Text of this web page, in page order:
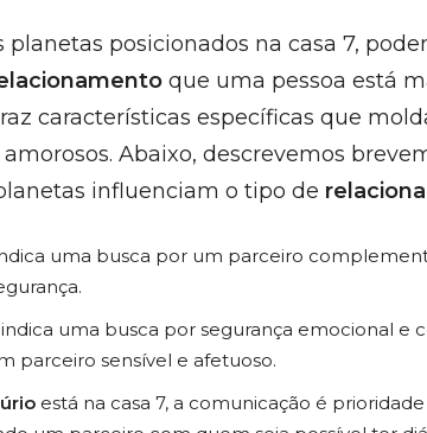
posicionados na casa 7,
que uma pessoa está
características específicas que
Abaixo, descrevemos
influenciam o tipo de
uma busca por um parceiro
indica uma busca por segurança emocional e
parceiro sensível e afetuoso.
está na casa 7, a comunicação é